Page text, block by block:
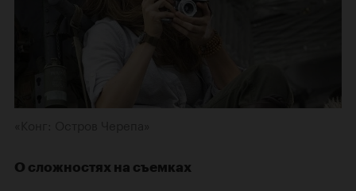
О сложностях на съемках